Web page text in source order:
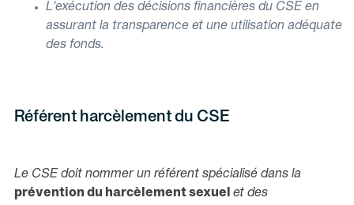
L'exécution des décisions financières du CSE en
assurant la transparence et une utilisation adéquate
des fonds.
Référent harcèlement du CSE
Le CSE doit nommer un référent spécialisé dans la
prévention du harcèlement sexuel et des